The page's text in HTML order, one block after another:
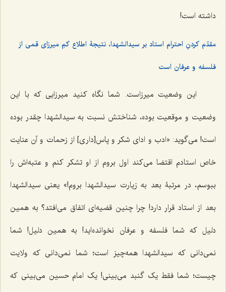
داشته است!
مقدّم کردنِ احترام استاد بر سیدالشهدا، نتیجۀ اطلاع کمِ میرزای قمی از
فلسفه و عرفان است
این وضعیت میرزاست. شما نگاه کنید میرزایی که با این
وضعیت و موقعیت بوده، شناختش نسبت به سیدالشهدا چقدر بوده
است! می‌گوید: «ادب و ادای شکر و پاس‌[داری] از زحمات و آن عنایت
خاص استادم اقتضا ‌می‌کند اول بروم از او تشکر کنم و عتبه‌اش را
ببوسم، در مرتبۀ بعد به زیارت سیدالشهدا بروم!» یعنی سیدالشهدا
بعد از استاد قرار دارد! چرا چنین قضیه‌ای اتفاق می‌افتد؟ به همین
دلیل که شما فلسفه و عرفان نخوانده‌اید! به همین دلیل! شما
نمی‌دانی که سیدالشهدا همه‌چیز است؛ شما نمی‌دانی که ولایت
چیست؛ شما فقط یک گنبد می‌بینی! یک امام حسین می‌بینی که